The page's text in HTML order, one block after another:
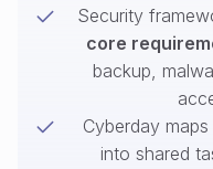
Security
core
backup,
Cyberday
into shared